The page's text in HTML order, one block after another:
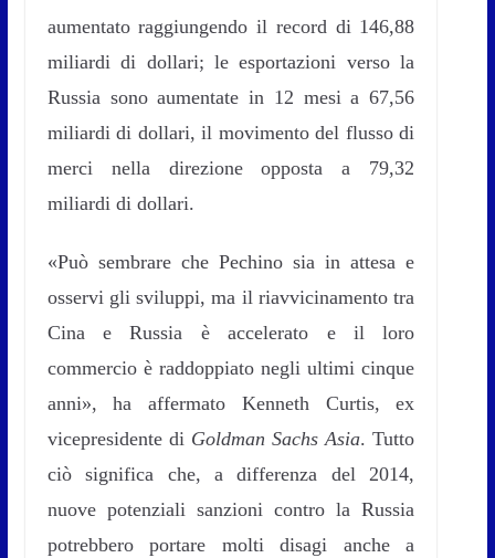
aumentato raggiungendo il record di 146,88
miliardi di dollari; le esportazioni verso la
Russia sono aumentate in 12 mesi a 67,56
miliardi di dollari, il movimento del flusso di
merci nella direzione opposta a 79,32
miliardi di dollari.
«Può sembrare che Pechino sia in attesa e
osservi gli sviluppi, ma il riavvicinamento tra
Cina e Russia è accelerato e il loro
commercio è raddoppiato negli ultimi cinque
anni», ha affermato Kenneth Curtis, ex
vicepresidente di Goldman Sachs Asia. Tutto
ciò significa che, a differenza del 2014,
nuove potenziali sanzioni contro la Russia
potrebbero portare molti disagi anche a